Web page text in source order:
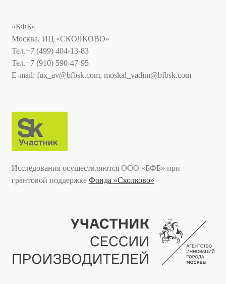
«БФБ»
Москва, ИЦ «СКОЛКОВО»
Тел.+7 (499) 404-13-83
Тел.+7 (910) 590-47-95
E-mail: fux_av@bfbsk.com, moskal_vadim@bfbsk.com
Исследования осуществляются ООО «БФБ» при
грантовой поддержке Фонда «Сколково»